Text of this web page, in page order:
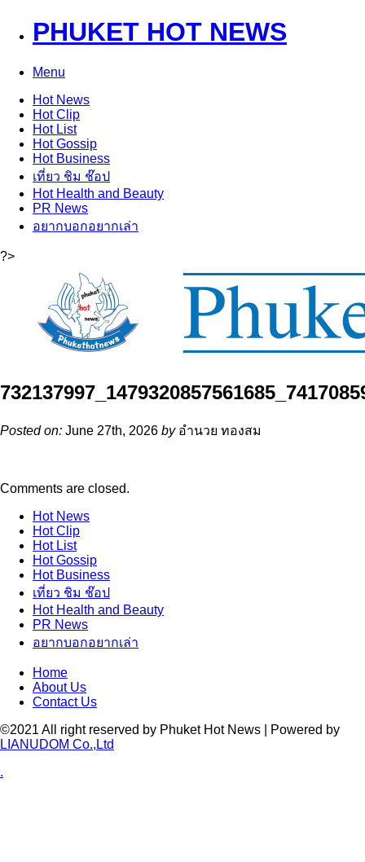
PHUKET HOT NEWS
Menu
HotNews
HotClip
HotList
HotGossip
HotBusiness
เที่ยว ชิม ช๊อป
HotHealth and Beauty
PR News
อยากบอกอยากเล่า
?>
Posted on: June 27th, 2026 byอำนวย ทองสม
Comments are closed.
HotNews
HotClip
HotList
HotGossip
HotBusiness
เที่ยว ชิม ช๊อป
HotHealth and Beauty
PR News
อยากบอกอยากเล่า
Home
About Us
Contact Us
©2021 All right reserved by Phuket Hot News | Powered by
LIANUDOM Co.,Ltd
.